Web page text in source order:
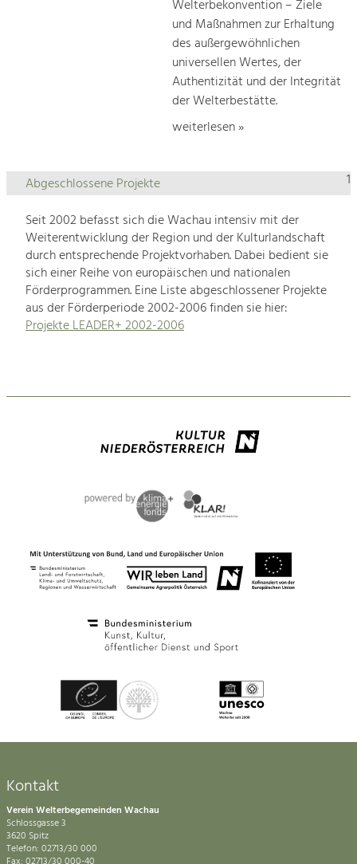
Welterbekonvention – Ziele
und Maßnahmen zur Erhaltung
des außergewöhnlichen
universellen Wertes, der
Authentizität und der Integrität
der Welterbestätte.
weiterlesen »
1
Abgeschlossene Projekte
Seit 2002 befasst sich die Wachau intensiv mit der
Weiterentwicklung der Region und der Kulturlandschaft
durch entsprechende Projektvorhaben. Dabei bedient sie
sich einer Reihe von europäischen und nationalen
Förderprogrammen. Eine Liste abgeschlossener Projekte
aus der Förderperiode 2002-2006 finden sie hier:
Projekte LEADER+ 2002-2006
Kontakt
Verein Welterbegemeinden Wachau
Schlossgasse 3
3620 Spitz
Telefon: 02713/30 000